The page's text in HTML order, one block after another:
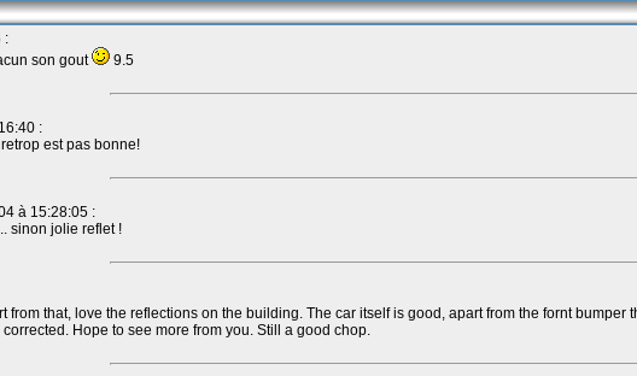
:
son gout
9.5
:
est pas bonne!
à 15:28:05 :
sinon jolie reflet !
from that, love the reflections on the building. The car itself is good, apart from the fornt
Hope to see more from you. Still a good chop.